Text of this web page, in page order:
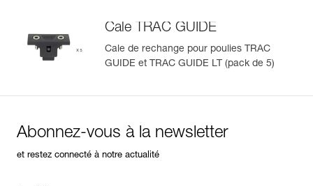
Cale TRAC GUIDE
Cale de rechange pour poulies TRAC
GUIDE et TRAC GUIDE LT (pack de 5)
Abonnez-vous à la newsletter
et restez connecté à notre actualité